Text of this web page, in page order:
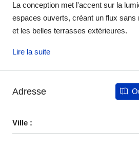
La conception met l'accent sur la
espaces ouverts, créant un flux sans
et les belles terrasses extérieures.
Lire la suite
Adresse
Ville :